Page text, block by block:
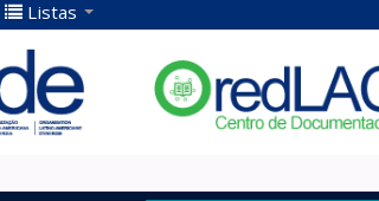
Listas